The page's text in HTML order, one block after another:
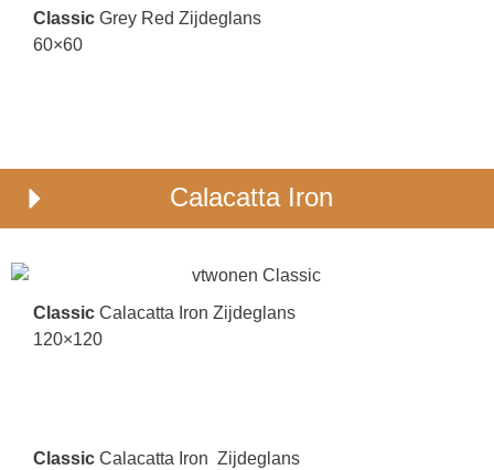
Classic Grey Red Zijdeglans
60×60
Calacatta Iron
Classic Calacatta Iron Zijdeglans
120×120
Classic Calacatta Iron Zijdeglans